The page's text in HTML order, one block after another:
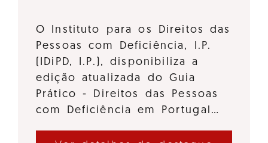
O Instituto para os Direitos das
Pessoas com Deficiência, I.P.
(IDiPD, I.P.), disponibiliza a
edição atualizada do Guia
Prático - Direitos das Pessoas
com Deficiência em Portugal…